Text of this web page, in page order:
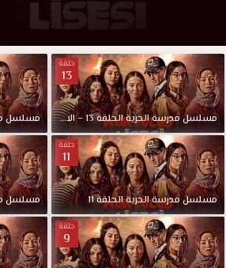
مترجمة
قصة
عشق
مترجمة
قصة
عشق
مشاهدة
وتحميل
باكثر
من
جودة
مسلسل
مدرسة
الحرية
الحلقة
12
حلقة
13
مسلسلمدرسةالحريةالحلقة13
–الاخيرة مسلسل
حلقة
11
مسلسلمدرسةالحريةالحلقة11 مسلسل
حلقة
9